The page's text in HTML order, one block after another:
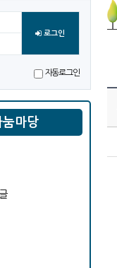
로그인
자동로그인
눔마당